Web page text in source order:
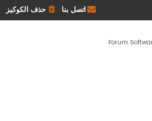
حذف الكوكيز اتصل بنا